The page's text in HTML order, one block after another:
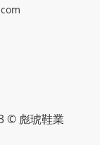
© 彪琥鞋業